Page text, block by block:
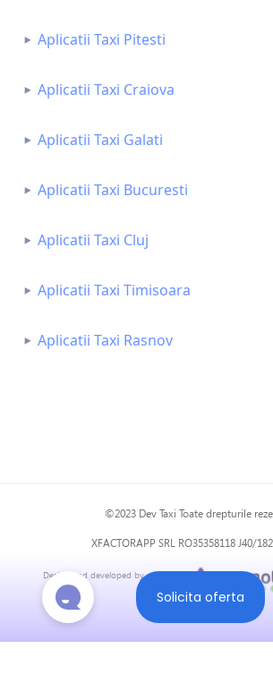
Solicita oferta
Aplicatii Taxi Pitesti
Aplicatii Taxi Craiova
Aplicatii Taxi Galati
Aplicatii Taxi Bucuresti
Aplicatii Taxi Cluj
Aplicatii Taxi Timisoara
Aplicatii Taxi Rasnov
©2023 Dev Taxi Toate drepturile
XFACTORAPP SRL RO35358118 J40/
Design and developed by